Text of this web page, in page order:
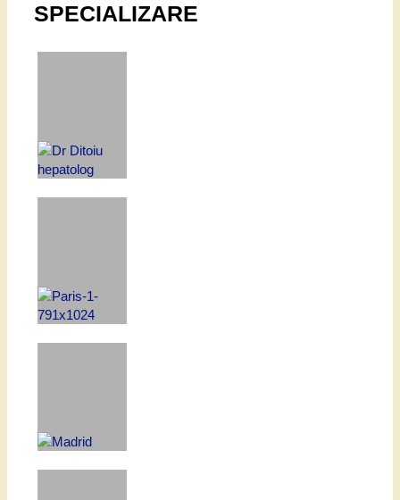
SPECIALIZARE